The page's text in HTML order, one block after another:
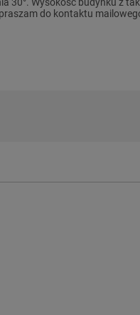
do kontaktu